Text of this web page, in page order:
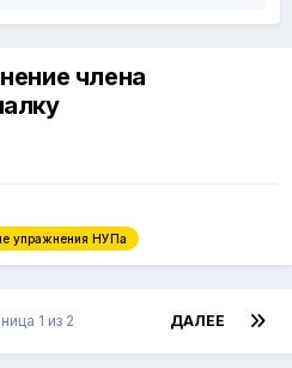
члена
упражнения НУПа
ДАЛЕЕ
1 из 2